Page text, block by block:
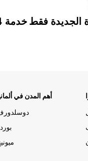
الجديدة فقط
أهم المدن في